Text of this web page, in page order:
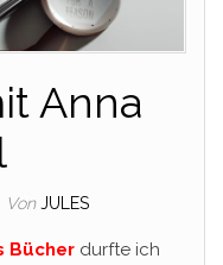
Anna
Von JULES
Bücher durfte ich